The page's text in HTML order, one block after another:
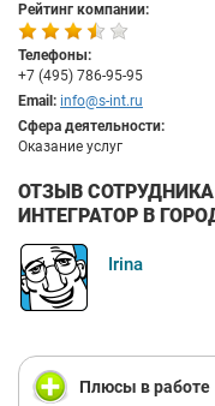
Рейтинг компании:
Телефоны:
+7 (495) 786-95-95
Email: info@s-int.ru
Сфера деятельности:
Оказание услуг
ОТЗЫВ
ИНТЕГРАТОР В
Irina
Плюсы в работе